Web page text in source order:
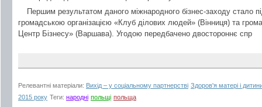
Першим результатом даного міжнародного бізнес-заходу стало
громадською організацією «Клуб ділових людей» (Вінниця) та
Центр Бізнесу» (Варшава). Угодою передбачено двостороннє спр
Релевантні матеріали: Вихід – у соціальному партнерстві Здоров'я матері і
2015 року Теги: народні польщі польща